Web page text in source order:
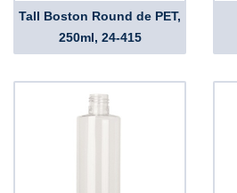
Tall Boston Round de PET,
250ml, 24-415